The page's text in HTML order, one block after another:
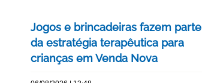
Jogos e brincadeiras fazem parte
da estratégia terapêutica para
crianças em Venda Nova